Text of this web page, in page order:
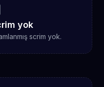
yok
scrim yok.